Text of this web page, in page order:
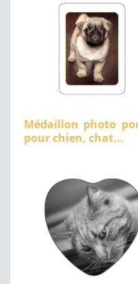
Médaillon photo
pour chien, chat...